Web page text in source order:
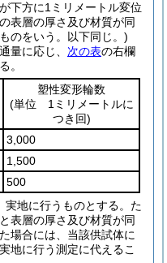
下方に1ミリメートル変位
表層の厚さ及び材質が同
のをいう。以下同じ。)
量に応じ、 次の表の右欄
。
塑性変形輪数
(単位 1ミリメートルに
つき回)
3,000
1,500
500
地に行うものとする。 た
表層の厚さ及び材質が同
場合には、当該供試体に
地に行う測定に代えるこ